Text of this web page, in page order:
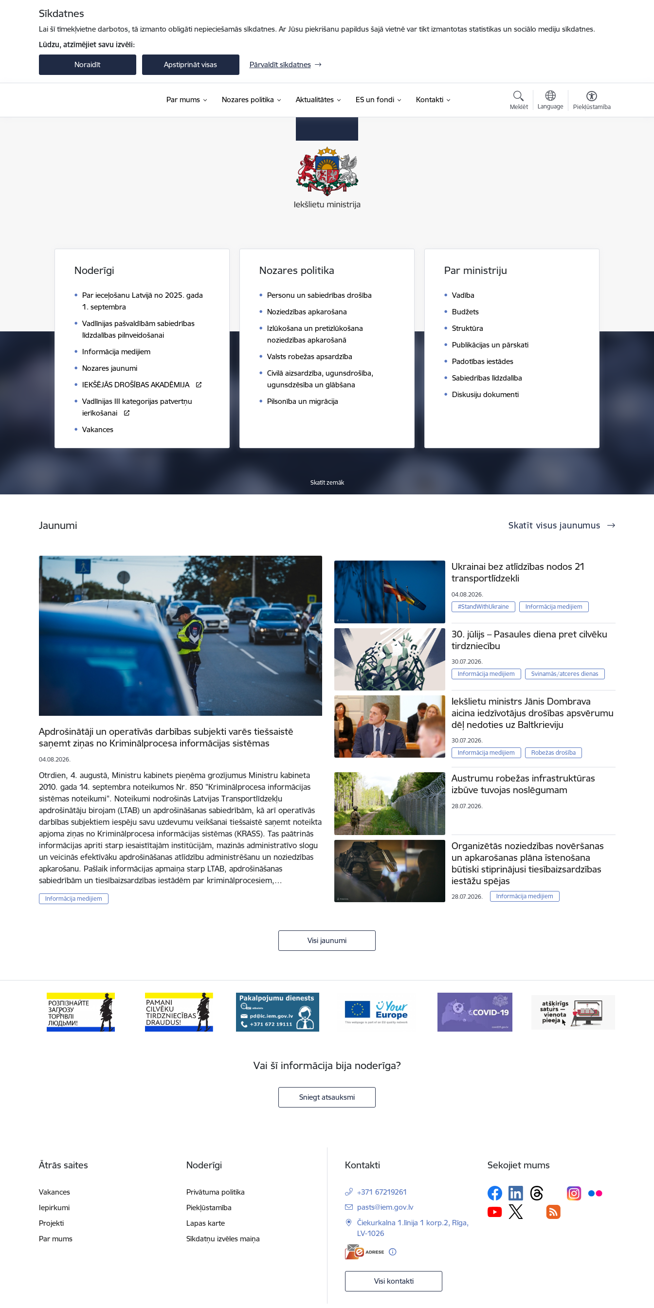
Sīkdatnes
Lai šī tīmekļvietne darbotos, tā izmanto obligāti nepieciešamās sīkdatnes. Ar Jūsu piekrišanu papildus šajā vietnē var tikt izmantotas statistikas un sociālo mediju sīkdatnes.
Lūdzu, atzīmējiet savu izvēli:
Noraidīt Apstiprināt visas Pārvaldīt sīkdatnes
Par mums Nozares politika Aktualitātes ES un fondi Kontakti
Meklēt Language Piekļūstamība
Noderīgi
Par ieceļošanu Latvijā no 2025. gada
1. septembra
Vadlīnijas pašvaldībām sabiedrības
līdzdalības pilnveidošanai
Informācija medijiem
Nozares jaunumi
IEKŠĒJĀS DROŠĪBAS AKADĒMIJA
Vadlīnijas III kategorijas patvertņu
ierīkošanai
Vakances
Nozares politika
Personu un sabiedrības drošība
Noziedzības apkarošana
Izlūkošana un pretizlūkošana
noziedzības apkarošanā
Valsts robežas apsardzība
Civilā aizsardzība, ugunsdrošība,
ugunsdzēsība un glābšana
Pilsonība un migrācija
Par ministriju
Vadība
Budžets
Struktūra
Publikācijas un pārskati
Padotības iestādes
Sabiedrības līdzdalība
Diskusiju dokumenti
Skatīt zemāk
Jaunumi Skatīt visus jaunumus
Apdrošinātāji un operatīvās darbības subjekti varēs tiešsaistē
saņemt ziņas no Kriminālprocesa informācijas sistēmas
04.08.2026.
Otrdien, 4. augustā, Ministru kabinets pieņēma grozījumus Ministru kabineta
2010. gada 14. septembra noteikumos Nr. 850 "Kriminālprocesa informācijas
sistēmas noteikumi". Noteikumi nodrošinās Latvijas Transportlīdzekļu
apdrošinātāju birojam (LTAB) un apdrošināšanas sabiedrībām, kā arī operatīvās
darbības subjektiem iespēju savu uzdevumu veikšanai tiešsaistē saņemt noteikta
apjoma ziņas no Kriminālprocesa informācijas sistēmas (KRASS). Tas paātrinās
informācijas apriti starp iesaistītajām institūcijām, mazinās administratīvo slogu
un veicinās efektīvāku apdrošināšanas atlīdzību administrēšanu un noziedzības
apkarošanu. Pašlaik informācijas apmaiņa starp LTAB, apdrošināšanas
sabiedrībām un tiesībaizsardzības iestādēm par kriminālprocesiem,…
Informācija medijiem
Ukrainai bez atlīdzības nodos 21
transportlīdzekli
04.08.2026.
#StandWithUkraine
Informācija medijiem
30. jūlijs – Pasaules diena pret cilvēku
tirdzniecību
30.07.2026.
Informācija medijiem
Svinamās/atceres dienas
Iekšlietu ministrs Jānis Dombrava
aicina iedzīvotājus drošības apsvērumu
dēļ nedoties uz Baltkrieviju
30.07.2026.
Informācija medijiem
Robežas drošība
Austrumu robežas infrastruktūras
izbūve tuvojas noslēgumam
28.07.2026.
Organizētās noziedzības novēršanas
un apkarošanas plāna īstenošana
būtiski stiprinājusi tiesībaizsardzības
iestāžu spējas
28.07.2026. Informācija medijiem
Visi jaunumi
Vai šī informācija bija noderīga?
Sniegt atsauksmi
Ātrās saites
Vakances
Iepirkumi
Projekti
Par mums
Noderīgi
Privātuma politika
Piekļūstamība
Lapas karte
Sīkdatņu izvēles maiņa
Kontakti
+371 67219261
E-pasts:
pasts@iem.gov.lv
Čiekurkalna 1.līnija 1 korp.2, Rīga,
LV-1026
Visi kontakti
Sekojiet mums